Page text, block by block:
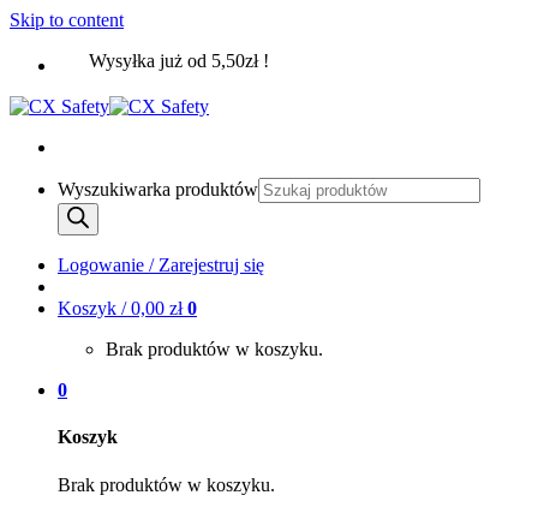
Skip to content
Wysyłka już od 5,50zł !
Wyszukiwarka produktów
Logowanie / Zarejestruj się
Koszyk /0,00 zł 0
Brak produktów w koszyku.
0
Koszyk
Brak produktów w koszyku.